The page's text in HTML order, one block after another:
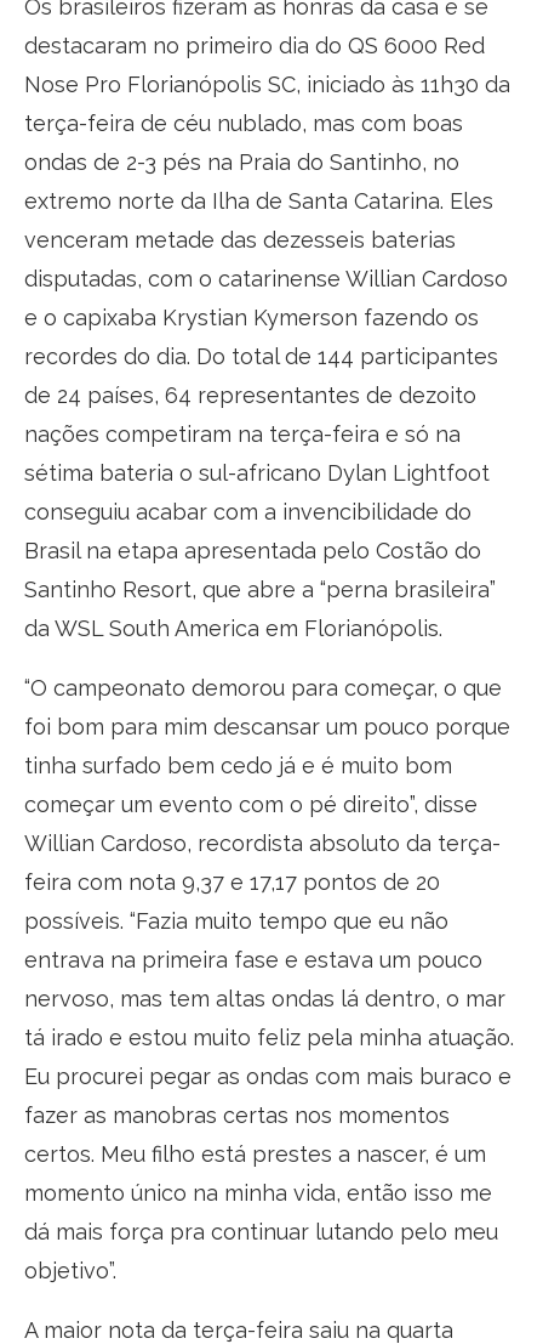
Os brasileiros fizeram as honras da casa e se
destacaram no primeiro dia do QS 6000 Red
Nose Pro Florianópolis SC, iniciado às 11h30 da
terça-feira de céu nublado, mas com boas
ondas de 2-3 pés na Praia do Santinho, no
extremo norte da Ilha de Santa Catarina. Eles
venceram metade das dezesseis baterias
disputadas, com o catarinense Willian Cardoso
e o capixaba Krystian Kymerson fazendo os
recordes do dia. Do total de 144 participantes
de 24 países, 64 representantes de dezoito
nações competiram na terça-feira e só na
sétima bateria o sul-africano Dylan Lightfoot
conseguiu acabar com a invencibilidade do
Brasil na etapa apresentada pelo Costão do
Santinho Resort, que abre a “perna brasileira”
da WSL South America em Florianópolis.
“O campeonato demorou para começar, o que
foi bom para mim descansar um pouco porque
tinha surfado bem cedo já e é muito bom
começar um evento com o pé direito”, disse
Willian Cardoso, recordista absoluto da terça-
feira com nota 9,37 e 17,17 pontos de 20
possíveis. “Fazia muito tempo que eu não
entrava na primeira fase e estava um pouco
nervoso, mas tem altas ondas lá dentro, o mar
tá irado e estou muito feliz pela minha atuação.
Eu procurei pegar as ondas com mais buraco e
fazer as manobras certas nos momentos
certos. Meu filho está prestes a nascer, é um
momento único na minha vida, então isso me
dá mais força pra continuar lutando pelo meu
objetivo”.
A maior nota da terça-feira saiu na quarta